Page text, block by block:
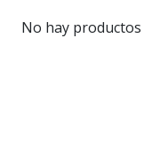
No hay productos